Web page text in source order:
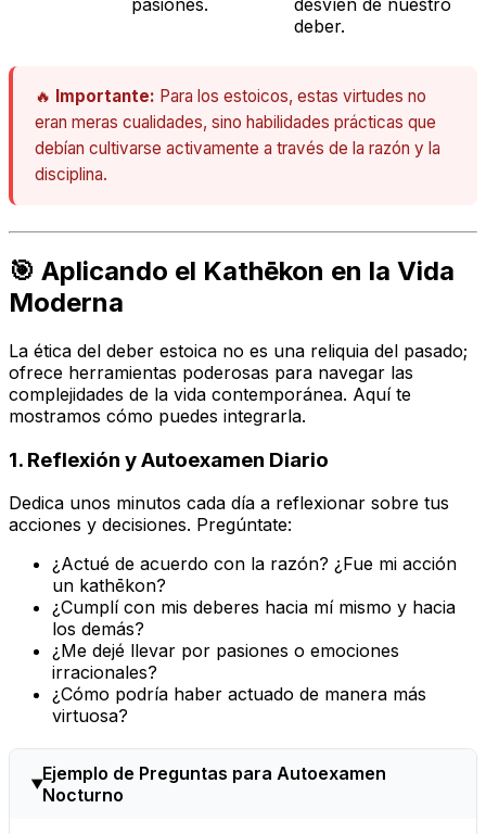
pasiones.
desvíen de nuestro
deber.
🔥 Importante: Para los estoicos, estas virtudes no
eran meras cualidades, sino habilidades prácticas que
debían cultivarse activamente a través de la razón y la
disciplina.
🎯 Aplicando el Kathēkon en la Vida
Moderna
La ética del deber estoica no es una reliquia del pasado;
ofrece herramientas poderosas para navegar las
complejidades de la vida contemporánea. Aquí te
mostramos cómo puedes integrarla.
1. Reflexión y Autoexamen Diario
Dedica unos minutos cada día a reflexionar sobre tus
acciones y decisiones. Pregúntate:
¿Actué de acuerdo con la razón? ¿Fue mi acción
un kathēkon?
¿Cumplí con mis deberes hacia mí mismo y hacia
los demás?
¿Me dejé llevar por pasiones o emociones
irracionales?
¿Cómo podría haber actuado de manera más
virtuosa?
Ejemplo de Preguntas para Autoexamen
Nocturno